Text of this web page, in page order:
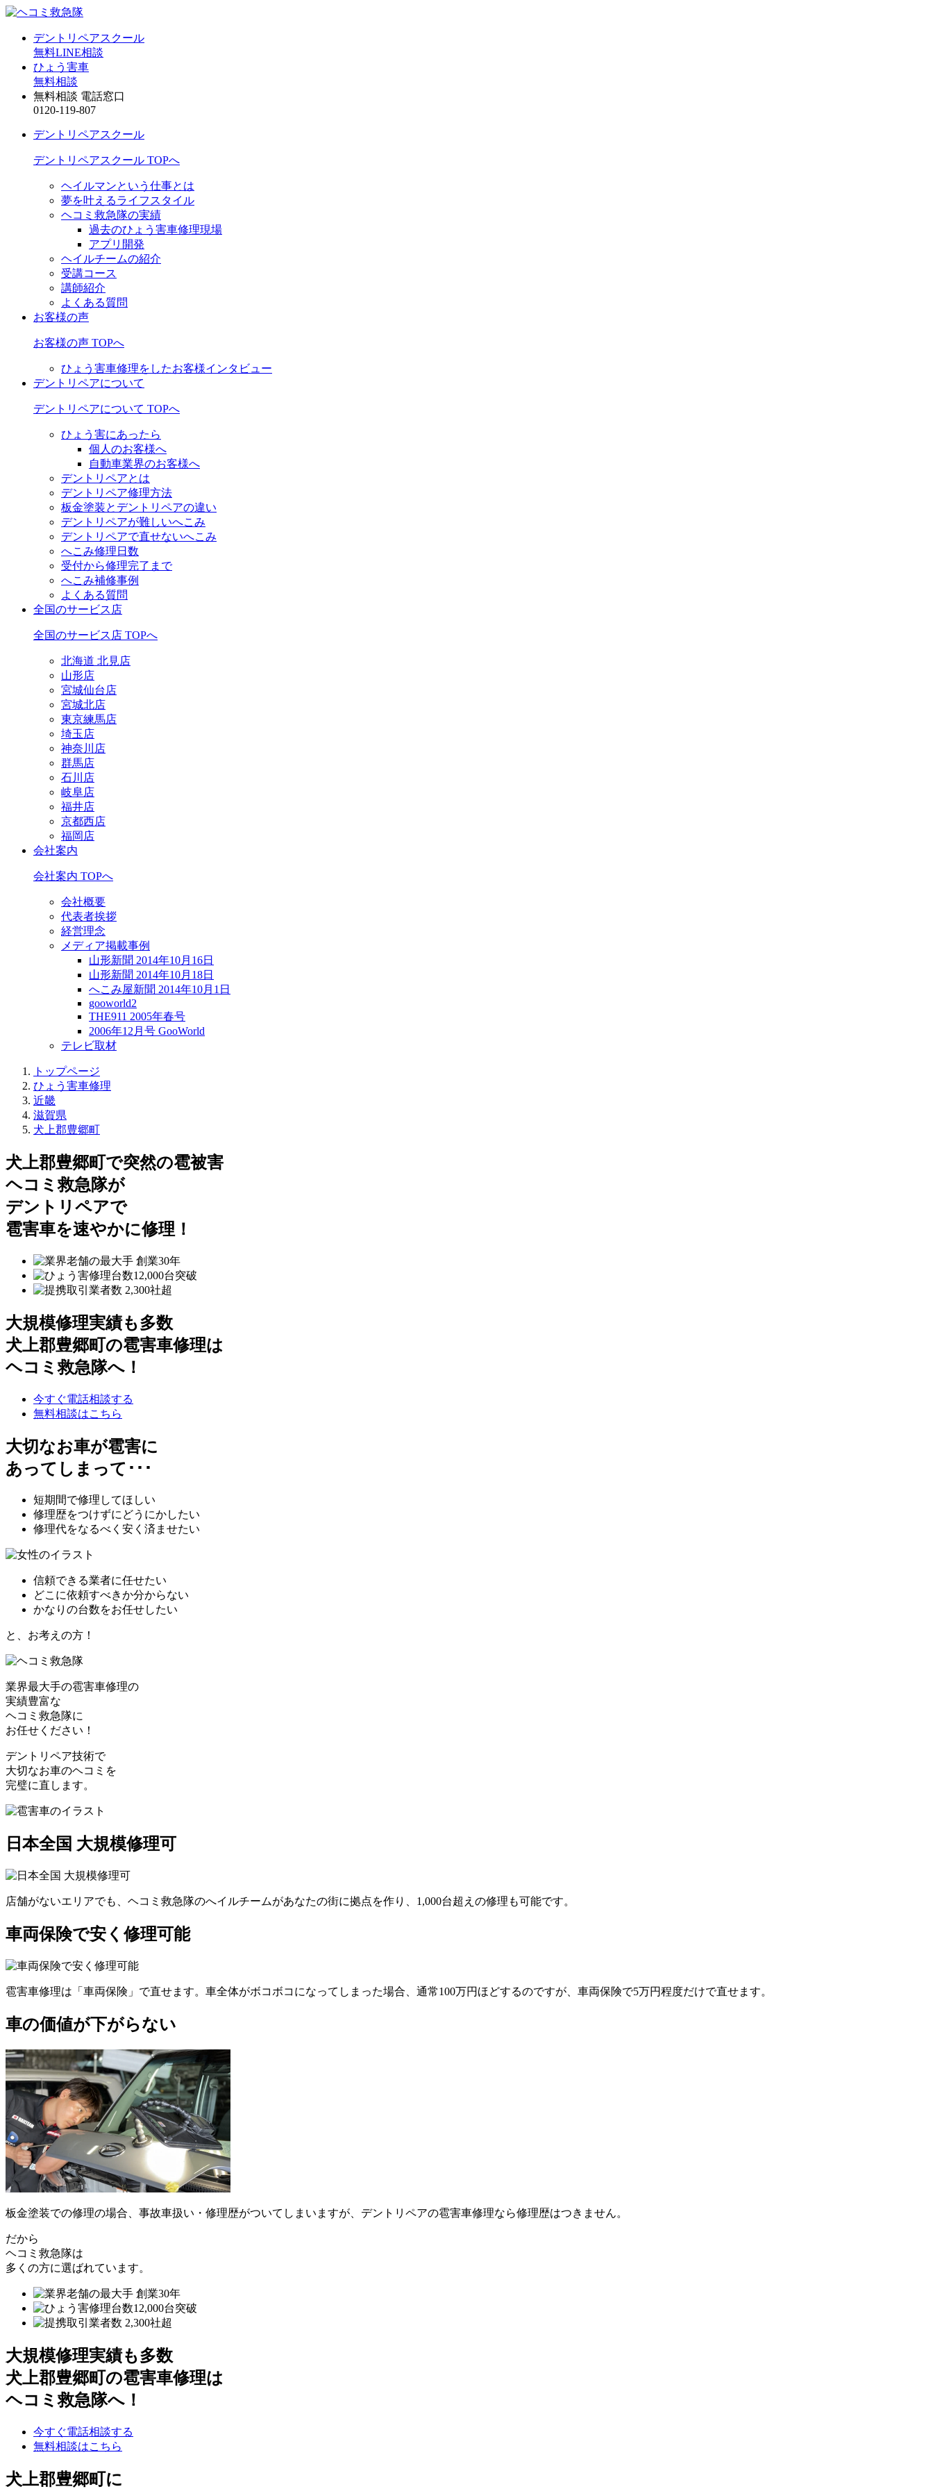
デントリペアスクール
無料LINE相談
ひょう害車
無料相談
無料相談 電話窓口
0120-119-807
デントリペアスクール
デントリペアスクール TOPへ
ヘイルマンという仕事とは
夢を叶えるライフスタイル
ヘコミ救急隊の実績
過去のひょう害車修理現場
アプリ開発
ヘイルチームの紹介
受講コース
講師紹介
よくある質問
お客様の声
お客様の声 TOPへ
ひょう害車修理をしたお客様インタビュー
デントリペアについて
デントリペアについて TOPへ
ひょう害にあったら
個人のお客様へ
自動車業界のお客様へ
デントリペアとは
デントリペア修理方法
板金塗装とデントリペアの違い
デントリペアが難しいへこみ
デントリペアで直せないへこみ
へこみ修理日数
受付から修理完了まで
へこみ補修事例
よくある質問
全国のサービス店
全国のサービス店 TOPへ
北海道 北見店
山形店
宮城仙台店
宮城北店
東京練馬店
埼玉店
神奈川店
群馬店
石川店
岐阜店
福井店
京都西店
福岡店
会社案内
会社案内 TOPへ
会社概要
代表者挨拶
経営理念
メディア掲載事例
山形新聞 2014年10月16日
山形新聞 2014年10月18日
へこみ屋新聞 2014年10月1日
gooworld2
THE911 2005年春号
2006年12月号 GooWorld
テレビ取材
トップページ
ひょう害車修理
近畿
滋賀県
犬上郡豊郷町
犬上郡豊郷町で突然の雹被害
ヘコミ救急隊が
デントリペアで
雹害車を速やかに修理！
大規模修理実績も多数
犬上郡豊郷町の雹害車修理は
ヘコミ救急隊へ！
今すぐ電話相談する
無料相談はこちら
大切なお車が雹害に
あってしまって･･･
短期間で修理してほしい
修理歴をつけずにどうにかしたい
修理代をなるべく安く済ませたい
信頼できる業者に任せたい
どこに依頼すべきか分からない
かなりの台数をお任せしたい
と、お考えの方！
業界最大手の雹害車修理の
実績豊富な
ヘコミ救急隊に
お任せください！
デントリペア技術で
大切なお車のヘコミを
完璧に直します。
日本全国 大規模修理可
店舗がないエリアでも、ヘコミ救急隊のへイルチームがあなたの街に拠点を作り、1,000台超えの修理も可能です。
車両保険で安く修理可能
雹害車修理は「車両保険」で直せます。車全体がボコボコになってしまった場合、通常100万円ほどするのですが、車両保険で5万円程度だけで直せます。
車の価値が下がらない
板金塗装での修理の場合、事故車扱い・修理歴がついてしまいますが、デントリペアの雹害車修理なら修理歴はつきません。
だから
ヘコミ救急隊は
多くの方に選ばれています。
大規模修理実績も多数
犬上郡豊郷町の雹害車修理は
ヘコミ救急隊へ！
今すぐ電話相談する
無料相談はこちら
犬上郡豊郷町に